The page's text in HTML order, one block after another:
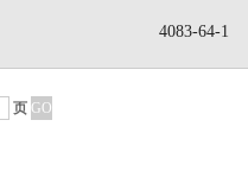
4083-64-1
页